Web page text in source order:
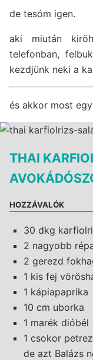
de tesóm igen.
aki miután
telefonban,
kezdjünk neki a
és akkor most
THAI
HOZZÁVALÓK
30 dkg
2 nagyobb
2 gerezd
1 kis fej
1 kápiapaprika
10 cm uborka
1 marék dióbél
1 csokor
de azt Balázs